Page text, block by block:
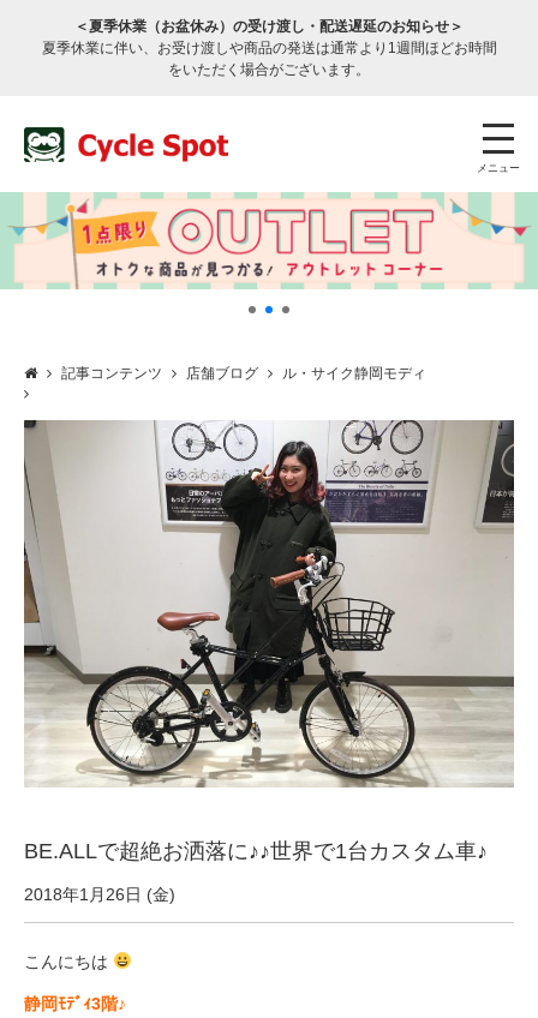
＜夏季休業（お盆休み）の受け渡し・配送遅延のお知らせ＞
夏季休業に伴い、お受け渡しや商品の発送は通常より1週間ほどお時間
をいただく場合がございます。
メニュー
サービスのご案内
サービス全般
修理・メンテナンス工賃
盗難保証
SpotMateログイン
オリジナル自転車
PB全車種カタログ
Norwayシリーズ
記事コンテンツ 店舗ブログ ル・サイク静岡モディ
BE.ALLで超絶お洒落に♪♪世界で1台カスタム車♪
2018年1月26日 (金)
こんにちは
静岡ﾓﾃﾞｨ3階♪